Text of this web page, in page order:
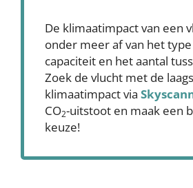
De klimaatimpact van een
onder meer af van het
capaciteit en het aantal
Zoek de vlucht met de
klimaatimpact via
CO2-uitstoot en maak een
keuze!